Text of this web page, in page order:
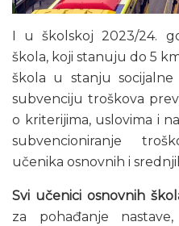
I u školskoj 2023/24.
škola, koji stanuju do 5
škola u stanju
subvenciju troškova
o kriterijima, uslovima i
subvencioniranje
učenika osnovnih i
Svi učenici osnovnih
za pohađanje